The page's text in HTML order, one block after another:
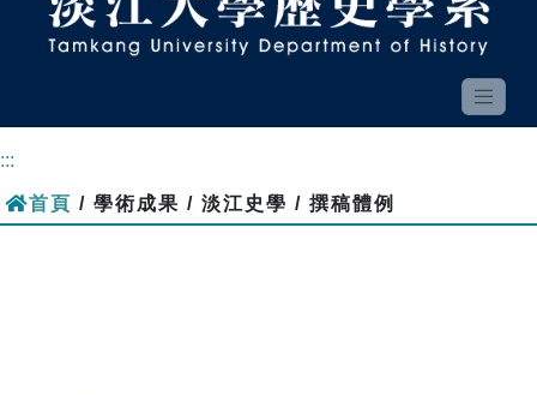
:::
首頁 / 學術成果 / 淡江史學 / 撰稿體例